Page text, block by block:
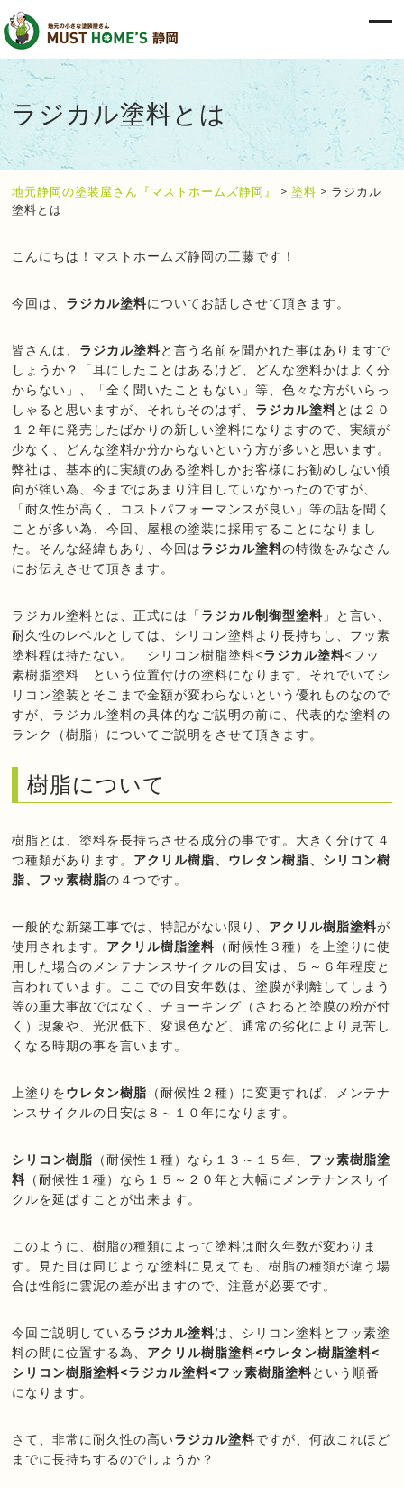
ラジカル塗料とは
地元静岡の塗装屋さん『マストホームズ静岡』 >塗料 > ラジカル
塗料とは
こんにちは！マストホームズ静岡の工藤です！
今回は、 ラジカル塗料についてお話しさせて頂きます。
皆さんは、 ラジカル塗料と言う名前を聞かれた事はありますで
しょうか？「耳にしたことはあるけど、どんな塗料かはよく分
からない」、「全く聞いたこともない」等、色々な方がいらっ
しゃると思いますが、それもそのはず、 ラジカル塗料とは２０
１２年に発売したばかりの新しい塗料になりますので、実績が
少なく、どんな塗料か分からないという方が多いと思います。
弊社は、基本的に実績のある塗料しかお客様にお勧めしない傾
向が強い為、今まではあまり注目していなかったのですが、
「耐久性が高く、コストパフォーマンスが良い」等の話を聞く
ことが多い為、今回、屋根の塗装に採用することになりまし
た。そんな経緯もあり、今回はラジカル塗料の特徴をみなさん
にお伝えさせて頂きます。
ラジカル塗料とは、正式には「ラジカル制御型塗料 」と言い、
耐久性のレベルとしては、シリコン塗料より長持ちし、フッ素
塗料程は持たない。 シリコン樹脂塗料<ラジカル塗料<フッ
素樹脂塗料 という位置付けの塗料になります。それでいてシ
リコン塗装とそこまで金額が変わらないという優れものなので
すが、ラジカル塗料の具体的なご説明の前に、代表的な塗料の
ランク（樹脂）についてご説明をさせて頂きます。
樹脂について
樹脂とは、塗料を長持ちさせる成分の事です。大きく分けて４
つ種類があります。 アクリル樹脂、ウレタン樹脂、シリコン樹
脂、フッ素樹脂の４つです。
一般的な新築工事では、特記がない限り、 アクリル樹脂塗料が
使用されます。 アクリル樹脂塗料 （耐候性３種）を上塗りに使
用した場合のメンテナンスサイクルの目安は、５～６年程度と
言われています。ここでの目安年数は、塗膜が剥離してしまう
等の重大事故ではなく、チョーキング（さわると塗膜の粉が付
く）現象や、光沢低下、変退色など、通常の劣化により見苦し
くなる時期の事を言います。
上塗りをウレタン樹脂 （耐候性２種）に変更すれば、メンテナ
ンスサイクルの目安は８～１０年になります。
シリコン樹脂 （耐候性１種）なら１３～１５年、 フッ素樹脂塗
料 （耐候性１種）なら１５～２０年と大幅にメンテナンスサイ
クルを延ばすことが出来ます。
このように、樹脂の種類によって塗料は耐久年数が変わりま
す。見た目は同じような塗料に見えても、樹脂の種類が違う場
合は性能に雲泥の差が出ますので、注意が必要です。
今回ご説明している ラジカル塗料は、シリコン塗料とフッ素塗
料の間に位置する為、 アクリル樹脂塗料<ウレタン樹脂塗料<
シリコン樹脂塗料<ラジカル塗料<フッ素樹脂塗料という順番
になります。
さて、非常に耐久性の高いラジカル塗料ですが、何故これほど
までに長持ちするのでしょうか？